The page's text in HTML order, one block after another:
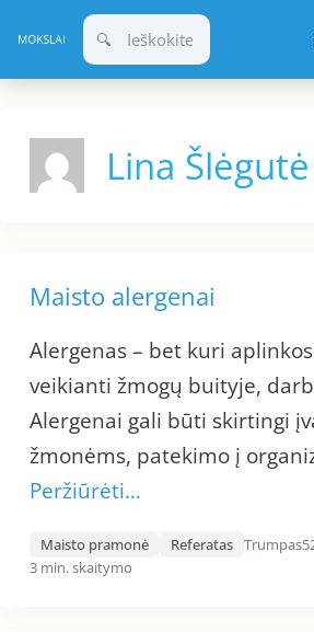
prie
turinio
Lina Šlėgutė
Maisto alergenai
Alergenas – bet kuri
veikianti žmogų buityje,
Alergenai gali būti skirtingi
žmonėms, patekimo į
Peržiūrėti…
Maisto pramonė Referatas Trumpas
3 min. skaitymo